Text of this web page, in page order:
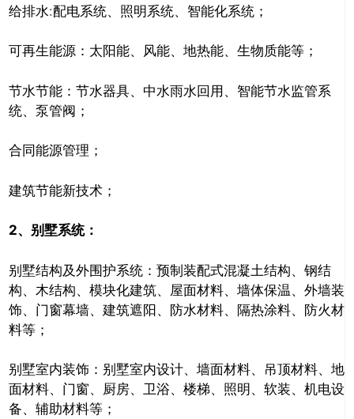
给排水:配电系统、照明系统、智能化系统；
可再生能源：太阳能、风能、地热能、生物质能等；
节水节能：节水器具、中水雨水回用、智能节水监管系
统、泵管阀；
合同能源管理；
建筑节能新技术；
2、 别墅系统：
别墅结构及外围护系统：预制装配式混凝土结构、钢结
构、木结构、模块化建筑、屋面材料、墙体保温、外墙装
饰、门窗幕墙、建筑遮阳、防水材料、隔热涂料、防火材
料等；
别墅室内装饰：别墅室内设计、墙面材料、吊顶材料、地
面材料、门窗、厨房、卫浴、楼梯、照明、软装、机电设
备、辅助材料等；